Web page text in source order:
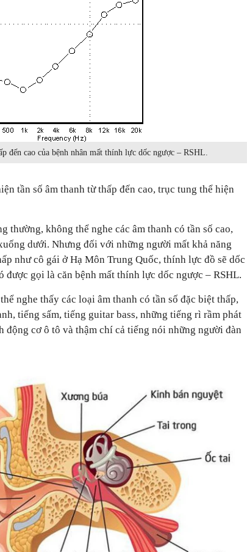
đến cao của bệnh nhân mất thính lực dốc ngược – RSHL.
tần số âm thanh từ thấp đến cao, trục tung thể hiện
thường, không thể nghe các âm thanh có tần số cao,
dưới. Nhưng đối với những người mất khả năng
như cô gái ở Hạ Môn Trung Quốc, thính lực đồ sẽ dốc
được gọi là căn bệnh mất thính lực dốc ngược – RSHL.
nghe thấy các loại âm thanh có tần số đặc biệt thấp,
tiếng sấm, tiếng guitar bass, những tiếng rì rầm phát
động cơ ô tô và thậm chí cả tiếng nói những người đàn